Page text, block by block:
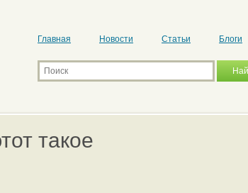
Главная Новости Статьи Блоги
такое